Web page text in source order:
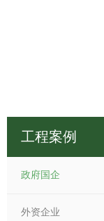
工程案例
政府国企
外资企业